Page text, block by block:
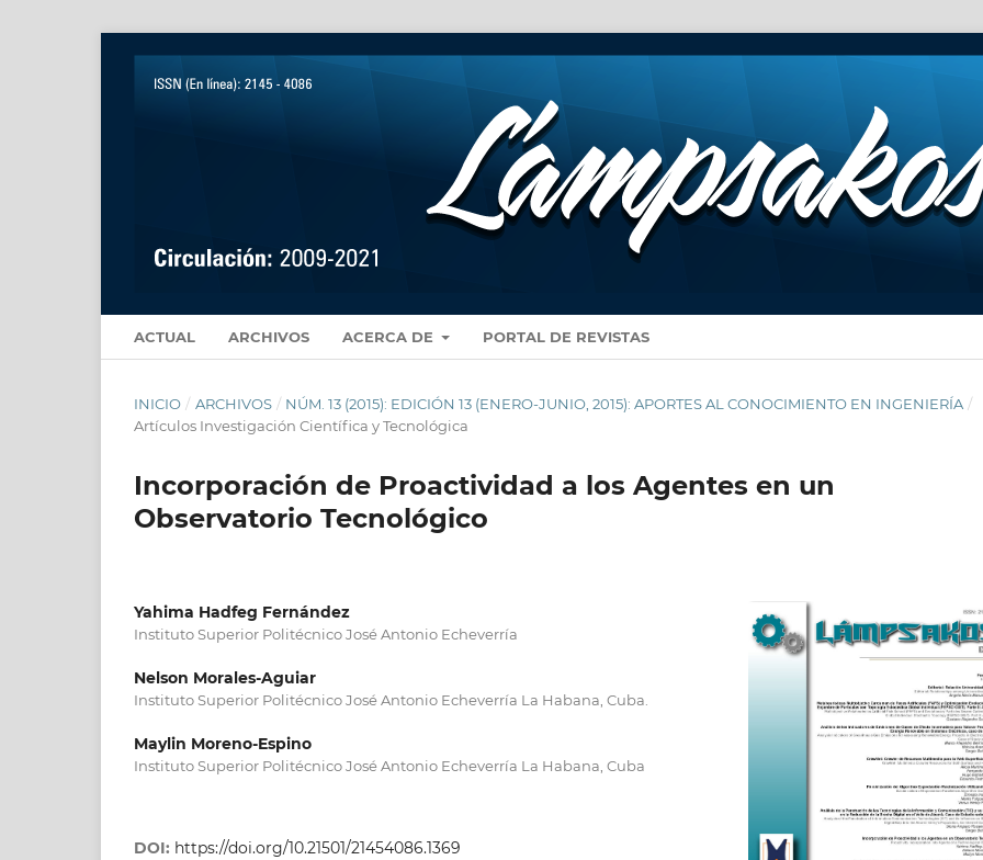
ACTUAL ARCHIVOS ACERCA DE PORTAL DE REVISTAS
INICIO / ARCHIVOS / NÚM. 13 (2015): EDICIÓN 13 (ENERO-JUNIO, 2015): APORTES AL CONOCIMIENTO EN INGENIERÍA /
Artículos Investigación Científica y Tecnológica
Incorporación de Proactividad a los Agentes en un
Observatorio Tecnológico
Yahima Hadfeg Fernández
Instituto Superior Politécnico José Antonio Echeverría
Nelson Morales-Aguiar
Instituto Superior Politécnico José Antonio Echeverría La Habana, Cuba.
Maylin Moreno-Espino
Instituto Superior Politécnico José Antonio Echeverría La Habana, Cuba
DOI: https://doi.org/10.21501/21454086.1369